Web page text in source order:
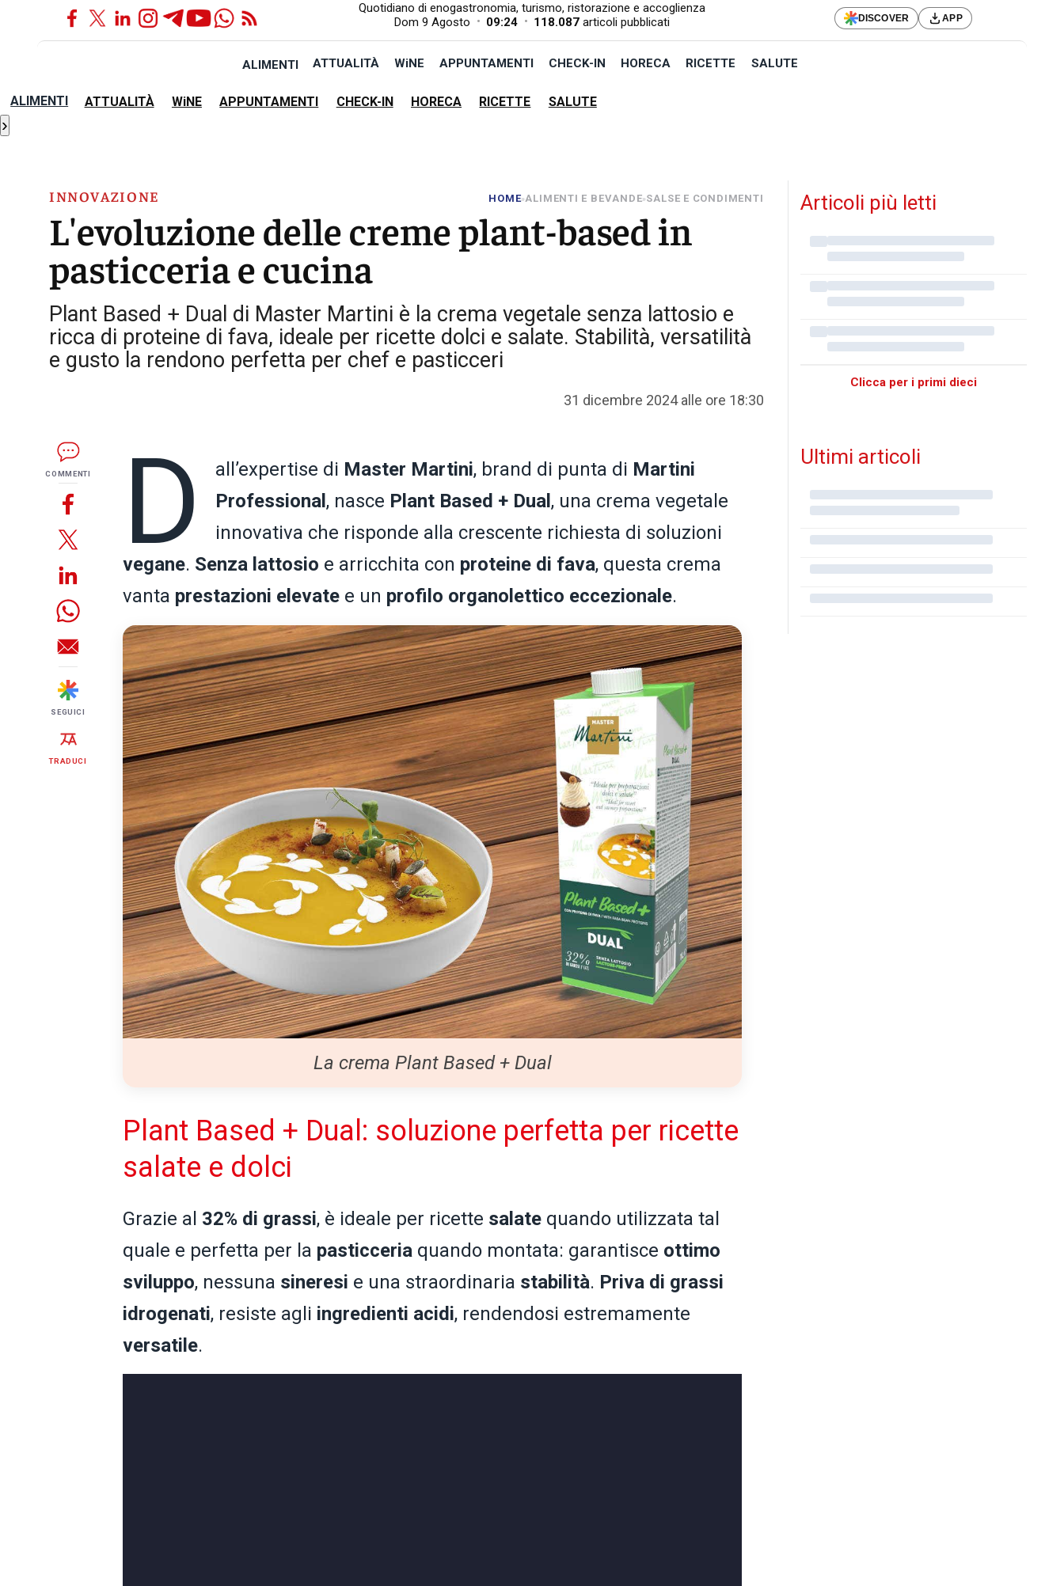
Quotidiano di enogastronomia, turismo, ristorazione e accoglienza
Dom 9 Agosto • 09:24 • 118.087 articoli pubblicati DISCOVER APP
ALIMENTI ATTUALITÀ WiNE APPUNTAMENTI CHECK-IN HORECA RICETTE SALUTE
ALIMENTI ATTUALITÀ WiNE APPUNTAMENTI CHECK-IN HORECA RICETTE SALUTE
›
INNOVAZIONE HOME»ALIMENTI E BEVANDE»SALSE E CONDIMENTI
L'evoluzione delle creme plant-based in
pasticceria e cucina
Plant Based + Dual di Master Martini è la crema vegetale senza lattosio e
ricca di proteine di fava, ideale per ricette dolci e salate. Stabilità, versatilità
e gusto la rendono perfetta per chef e pasticceri
31 dicembre 2024 alle ore 18:30
COMMENTI
SEGUICI
TRADUCI
D all’expertise di Master Martini, brand di punta di Martini
Professional , nasce Plant Based + Dual , una crema vegetale
innovativa che risponde alla crescente richiesta di soluzioni
vegane. Senza lattosio e arricchita con proteine di fava, questa crema
vanta prestazioni elevate e un profilo organolettico eccezionale.
La crema Plant Based + Dual
Plant Based + Dual: soluzione perfetta per ricette
salate e dolci
Grazie al 32% di grassi, è ideale per ricette salate quando utilizzata tal
quale e perfetta per la pasticceria quando montata: garantisce ottimo
sviluppo, nessuna sineresi e una straordinaria stabilità. Priva di grassi
idrogenati, resiste agli ingredienti acidi, rendendosi estremamente
versatile.
Articoli più letti
Clicca per i primi dieci
Ultimi articoli